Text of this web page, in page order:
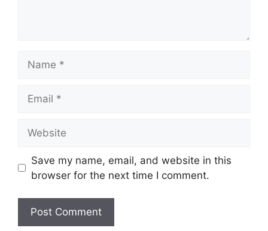
Save my name, email, and website in this
browser for the next time I comment.